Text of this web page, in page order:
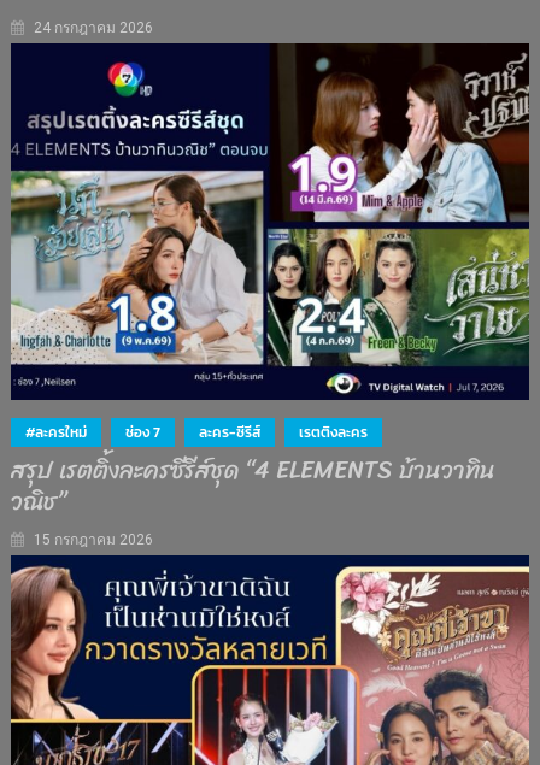
24 กรกฎาคม 2026
#ละครใหม่ ช่อง 7 ละคร-ซีรีส์ เรตติงละคร
สรุป เรตติ้งละครซีรีส์ชุด “4 ELEMENTS บ้านวาทิน
วณิช”
15 กรกฎาคม 2026